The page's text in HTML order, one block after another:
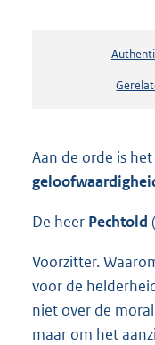
Aan de orde is het
De heer Pechtold
Voorzitter.
voor de
niet over de
maar om het